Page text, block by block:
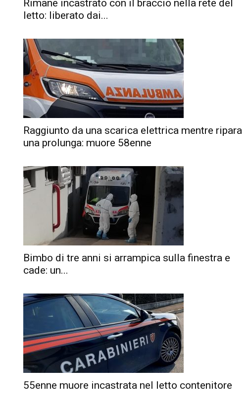
Rimane incastrato con il braccio nella rete del
letto: liberato dai...
Raggiunto da una scarica elettrica mentre ripara
una prolunga: muore 58enne
Bimbo di tre anni si arrampica sulla finestra e
cade: un...
55enne muore incastrata nel letto contenitore